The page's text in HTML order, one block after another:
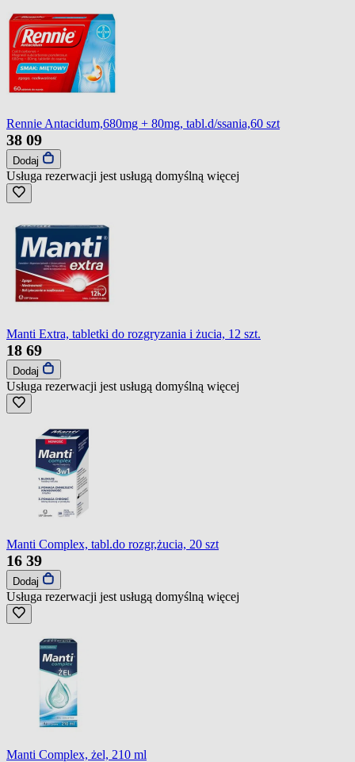
Rennie Antacidum,680mg + 80mg, tabl.d/ssania,60 szt
38 09
Dodaj
Usługa rezerwacji jest usługą domyślną więcej
Manti Extra, tabletki do rozgryzania i żucia, 12 szt.
18 69
Dodaj
Usługa rezerwacji jest usługą domyślną więcej
Manti Complex, tabl.do rozgr,żucia, 20 szt
16 39
Dodaj
Usługa rezerwacji jest usługą domyślną więcej
Manti Complex, żel, 210 ml